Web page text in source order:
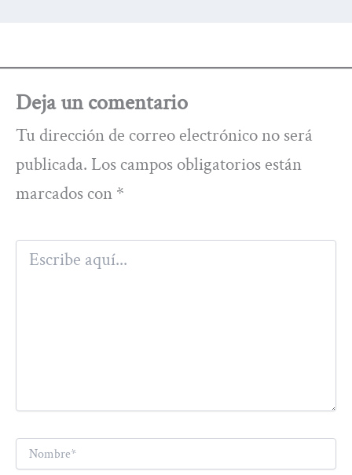
Deja un comentario
Tu dirección de correo electrónico no será
publicada. Los campos obligatorios están
marcados con *
Escribe
aquí...